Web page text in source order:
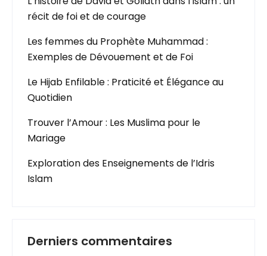
récit de foi et de courage
Les femmes du Prophète Muhammad :
Exemples de Dévouement et de Foi
Le Hijab Enfilable : Praticité et Élégance au
Quotidien
Trouver l’Amour : Les Muslima pour le
Mariage
Exploration des Enseignements de l’Idris
Islam
Derniers commentaires